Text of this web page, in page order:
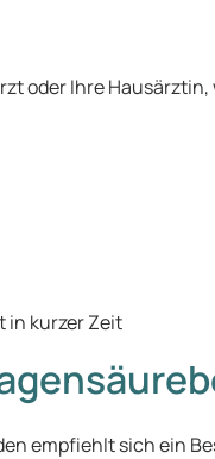
oder Ihre
in kurzer Zeit
empfiehlt sich ein